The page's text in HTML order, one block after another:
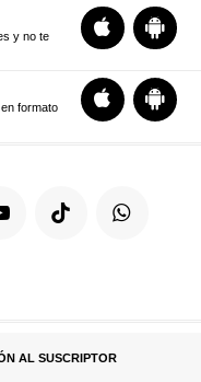
y no te
formato
AL SUSCRIPTOR